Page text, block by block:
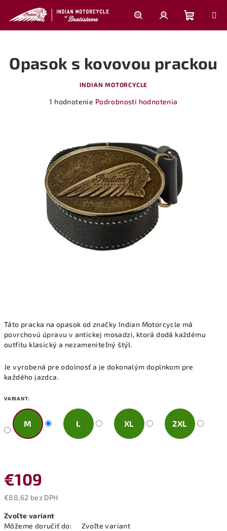
obsah
HľadaťPrihlásenie
košík
Táto pracka na opasok od značky Indian Motorcycle má
povrchovú úpravu v antickej mosadzi, ktorá dodá každému
outfitu klasický a nezameniteľný štýl.
Je vyrobená pre odolnosť a je dokonalým doplnkom pre
každého jazdca.
VARIANT:
M L XL 2XL
€109
€88,62 bez DPH
cena:
Zvoľte variant
Môžeme doručiť do:
Zvoľte variant
Opasok s kovovou prackou
INDIAN MOTORCYCLE
Priemerné
5
hviezdičiek.
1 hodnotenie Podrobnosti hodnotenia